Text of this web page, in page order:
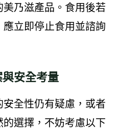
美乃滋產品。食用後若
應立即停止食用並諮詢
安全考量
全性仍有疑慮，或者
選擇，不妨考慮以下